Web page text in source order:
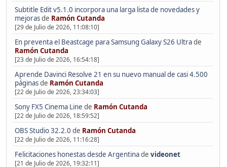
Subtitle Edit v5.1.0 incorpora una larga lista de novedades y
mejorasde Ramón Cutanda
[29 de Julio de 2026, 11:08:10]
En preventa el Beastcage para Samsung Galaxy S26 Ultrade
Ramón Cutanda
[23 de Julio de 2026, 16:54:18]
Aprende Davinci Resolve 21 en su nuevo manual de casi 4.500
páginasde Ramón Cutanda
[22 de Julio de 2026, 23:34:03]
Sony FX5 Cinema Line de Ramón Cutanda
[22 de Julio de 2026, 18:59:52]
OBS Studio 32.2.0 de Ramón Cutanda
[22 de Julio de 2026, 11:16:28]
Felicitaciones honestas desde Argentinade videonet
[21 de Julio de 2026, 19:32:11]